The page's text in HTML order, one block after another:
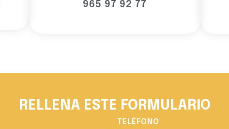
965 97 92 77
RELLENA ESTE FORMULARIO
TELÉFONO